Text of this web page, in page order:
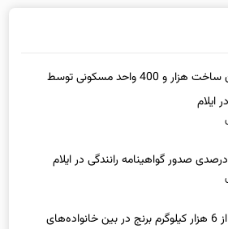
اجرایی شدن ساخت هزار و 400 واحد مسکونی توسط
ایلام
توزیع بیش از 6 هزار کیلوگرم برنج در بین خانواده‌های